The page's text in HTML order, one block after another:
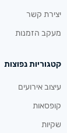
יצירת קשר
מעקב הזמנות
קטגוריות נפוצות
עיצוב אירועים
קופסאות
שקיות